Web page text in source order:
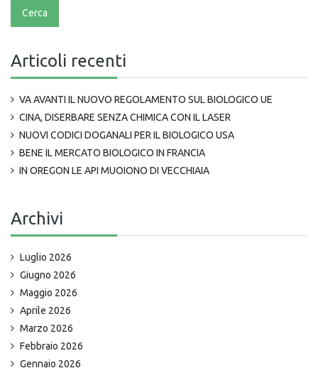
Articoli recenti
VA AVANTI IL NUOVO REGOLAMENTO SUL BIOLOGICO UE
CINA, DISERBARE SENZA CHIMICA CON IL LASER
NUOVI CODICI DOGANALI PER IL BIOLOGICO USA
BENE IL MERCATO BIOLOGICO IN FRANCIA
IN OREGON LE API MUOIONO DI VECCHIAIA
Archivi
Luglio 2026
Giugno 2026
Maggio 2026
Aprile 2026
Marzo 2026
Febbraio 2026
Gennaio 2026